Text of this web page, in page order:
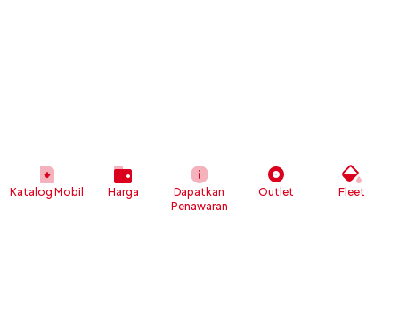
Katalog Mobil Harga
Dapatkan
Penawaran
Outlet Fleet